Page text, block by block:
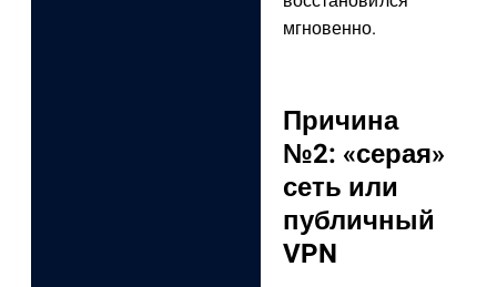
мгновенно.
Причина
№2: «серая»
сеть или
публичный
VPN